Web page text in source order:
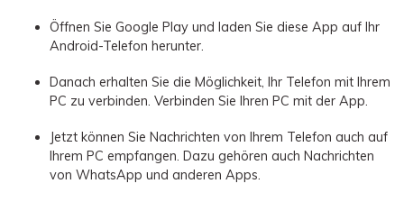
Öffnen Sie Google Play und laden Sie diese App auf Ihr
Android-Telefon herunter.
Danach erhalten Sie die Möglichkeit, Ihr Telefon mit Ihrem
PC zu verbinden. Verbinden Sie Ihren PC mit der App.
Jetzt können Sie Nachrichten von Ihrem Telefon auch auf
Ihrem PC empfangen. Dazu gehören auch Nachrichten
von WhatsApp und anderen Apps.